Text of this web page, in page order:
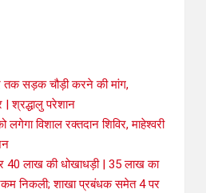
तक सड़क चौड़ी करने की मांग,
श्रद्धालु परेशान
विशाल रक्तदान शिविर, माहेश्वरी
40 लाख की धोखाधड़ी | 35 लाख का
निकली; शाखा प्रबंधक समेत 4 पर